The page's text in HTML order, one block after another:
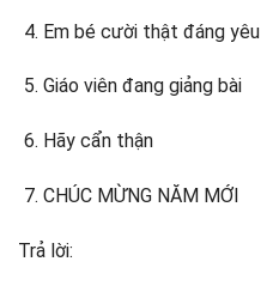
Em bé cười thật đáng yêu
Giáo viên đang giảng bài
Hãy cẩn thận
CHÚC MỪNG NĂM MỚI
Trả lời: